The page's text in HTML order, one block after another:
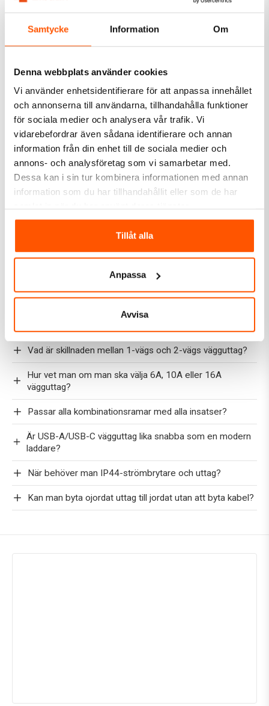
Samtycke Information Om
Denna webbplats använder cookies
Vi använder enhetsidentifierare för att anpassa innehållet
och annonserna till användarna, tillhandahålla funktioner
för sociala medier och analysera vår trafik. Vi
vidarebefordrar även sådana identifierare och annan
information från din enhet till de sociala medier och
annons- och analysföretag som vi samarbetar med.
Dessa kan i sin tur kombinera informationen med annan
information som du har tillhandahållit eller som de har
Tillåt alla
Anpassa
Avvisa
vägguttag från flera olika leverantörer för att hitta de mest
samma snabba leverans och plockar du ihop varor för 999
kronor eller mer skickar vi paketet helt fraktfritt! Klicka hem ditt
strömställarkit med snygga vägguttag, lysknappar, elkontakter,
dimmers, ramar och tillbehör till kanonpris redan idag!
Strömbrytare och vägguttag
Varför blir kontakten varm?
Får man byta ut strömbrytare själv?
Kan en strömbrytare gå sönder?
Vad menas med 2 pol?
Vad kallas en strömbrytare med 2 vippar?
Vad är skillnaden mellan snabbkopplingsuttag och
skruvanslutna uttag?
Är alla strömbrytare kompatibla med smarta puckar som
Plejd och Wiser?
När bör man välja utanpåliggande strömbrytare istället
Vad är skillnaden mellan 1-vägs och 2-vägs vägguttag?
Hur vet man om man ska välja 6A, 10A eller 16A
vägguttag?
Passar alla kombinationsramar med alla insatser?
Är USB-A/USB-C vägguttag lika snabba som en modern
laddare?
När behöver man IP44-strömbrytare och uttag?
Kan man byta ojordat uttag till jordat utan att byta kabel?